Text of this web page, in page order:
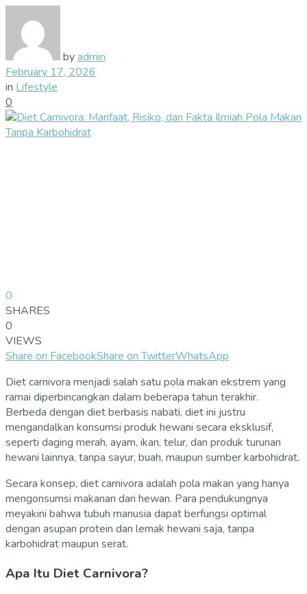
byadmin
February 17, 2026
in Lifestyle
0
0
SHARES
0
VIEWS
Share on FacebookShare on TwitterWhatsApp
Diet carnivora menjadi salah satu pola makan ekstrem yang
ramai diperbincangkan dalam beberapa tahun terakhir.
Berbeda dengan diet berbasis nabati, diet ini justru
mengandalkan konsumsi produk hewani secara eksklusif,
seperti daging merah, ayam, ikan, telur, dan produk turunan
hewani lainnya, tanpa sayur, buah, maupun sumber karbohidrat.
Secara konsep, diet carnivora adalah pola makan yang hanya
mengonsumsi makanan dari hewan. Para pendukungnya
meyakini bahwa tubuh manusia dapat berfungsi optimal
dengan asupan protein dan lemak hewani saja, tanpa
karbohidrat maupun serat.
Apa Itu Diet Carnivora?